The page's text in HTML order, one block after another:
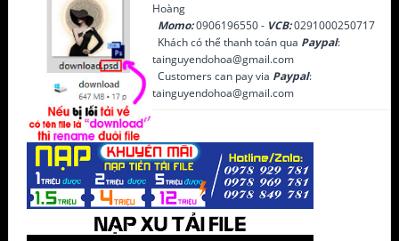
Hoàng
Momo:0906196550 - VCB:0291000250717
Khách có thể thanh toán qua Paypal:
tainguyendohoa@gmail.com
Customers can pay via Paypal:
tainguyendohoa@gmail.com